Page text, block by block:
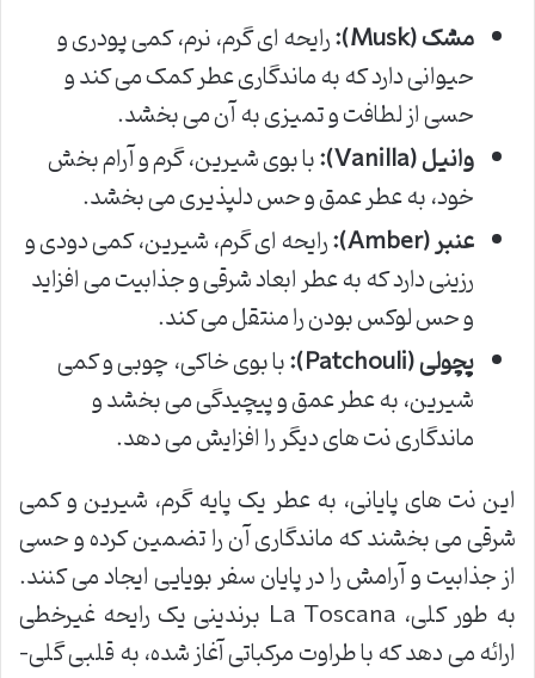
مشک (Musk):
رایحه ای گرم، نرم، کمی پودری و
حیوانی دارد که به ماندگاری عطر کمک می کند و
حسی از لطافت و تمیزی به آن می بخشد.
وانیل (Vanilla):
با بوی شیرین، گرم و آرام بخش
خود، به عطر عمق و حس دلپذیری می بخشد.
عنبر (Amber):
رایحه ای گرم، شیرین، کمی دودی و
رزینی دارد که به عطر ابعاد شرقی و جذابیت می افزاید
و حس لوکس بودن را منتقل می کند.
پچولی (Patchouli):
با بوی خاکی، چوبی و کمی
شیرین، به عطر عمق و پیچیدگی می بخشد و
ماندگاری نت های دیگر را افزایش می دهد.
این نت های پایانی، به عطر یک پایه گرم، شیرین و کمی
شرقی می بخشند که ماندگاری آن را تضمین کرده و حسی
از جذابیت و آرامش را در پایان سفر بویایی ایجاد می کنند.
به طور کلی، La Toscana برندینی یک رایحه غیرخطی
ارائه می دهد که با طراوت مرکباتی آغاز شده، به قلبی گلی-